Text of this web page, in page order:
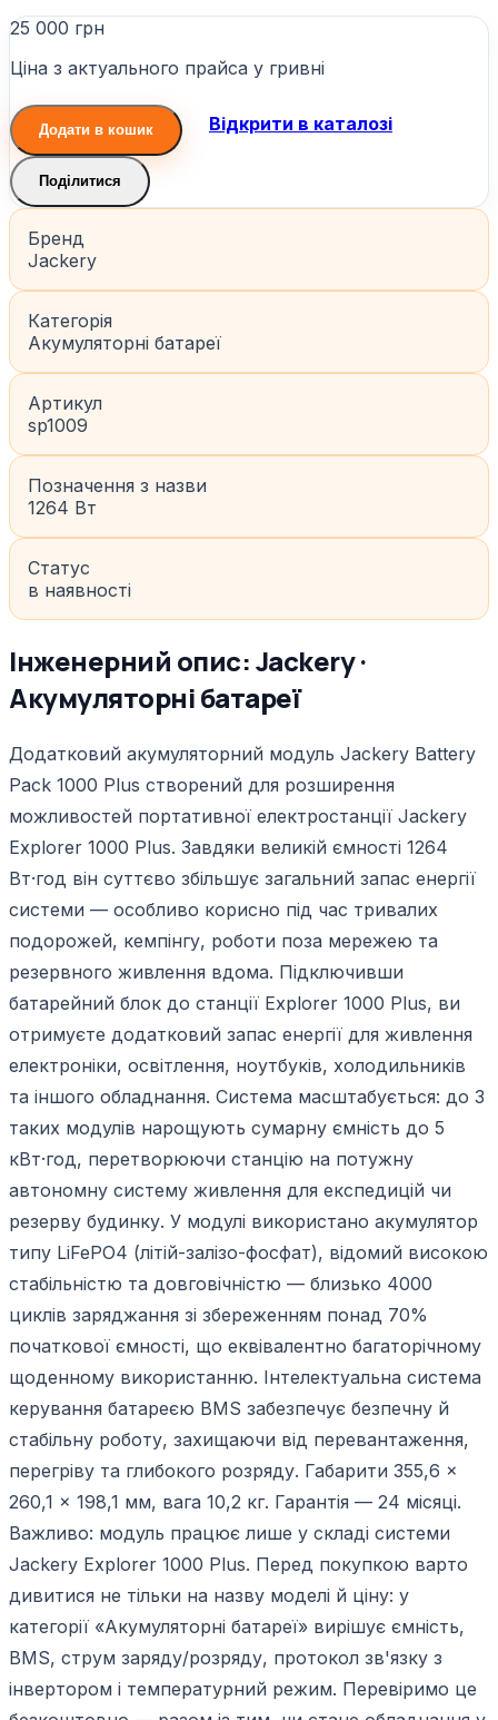
25 000 грн
Ціна з актуального прайса у гривні
Додати в кошик Відкрити в каталозі
Поділитися
Бренд
Jackery
Категорія
Акумуляторні батареї
Артикул
sp1009
Позначення з назви
1264 Вт
Статус
в наявності
Інженерний опис: Jackery ·
Акумуляторні батареї
Додатковий акумуляторний модуль Jackery Battery
Pack 1000 Plus створений для розширення
можливостей портативної електростанції Jackery
Explorer 1000 Plus. Завдяки великій ємності 1264
Вт·год він суттєво збільшує загальний запас енергії
системи — особливо корисно під час тривалих
подорожей, кемпінгу, роботи поза мережею та
резервного живлення вдома. Підключивши
батарейний блок до станції Explorer 1000 Plus, ви
отримуєте додатковий запас енергії для живлення
електроніки, освітлення, ноутбуків, холодильників
та іншого обладнання. Система масштабується: до 3
таких модулів нарощують сумарну ємність до 5
кВт·год, перетворюючи станцію на потужну
автономну систему живлення для експедицій чи
резерву будинку. У модулі використано акумулятор
типу LiFePO4 (літій-залізо-фосфат), відомий високою
стабільністю та довговічністю — близько 4000
циклів заряджання зі збереженням понад 70%
початкової ємності, що еквівалентно багаторічному
щоденному використанню. Інтелектуальна система
керування батареєю BMS забезпечує безпечну й
стабільну роботу, захищаючи від перевантаження,
перегріву та глибокого розряду. Габарити 355,6 ×
260,1 × 198,1 мм, вага 10,2 кг. Гарантія — 24 місяці.
Важливо: модуль працює лише у складі системи
Jackery Explorer 1000 Plus. Перед покупкою варто
дивитися не тільки на назву моделі й ціну: у
категорії «Акумуляторні батареї» вирішує ємність,
BMS, струм заряду/розряду, протокол зв'язку з
інвертором і температурний режим. Перевіримо це